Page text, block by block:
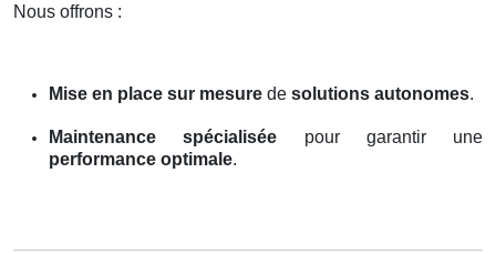
Nous offrons :
Mise en place sur mesure de solutions autonomes.
Maintenance spécialisée pour garantir une
performance optimale.